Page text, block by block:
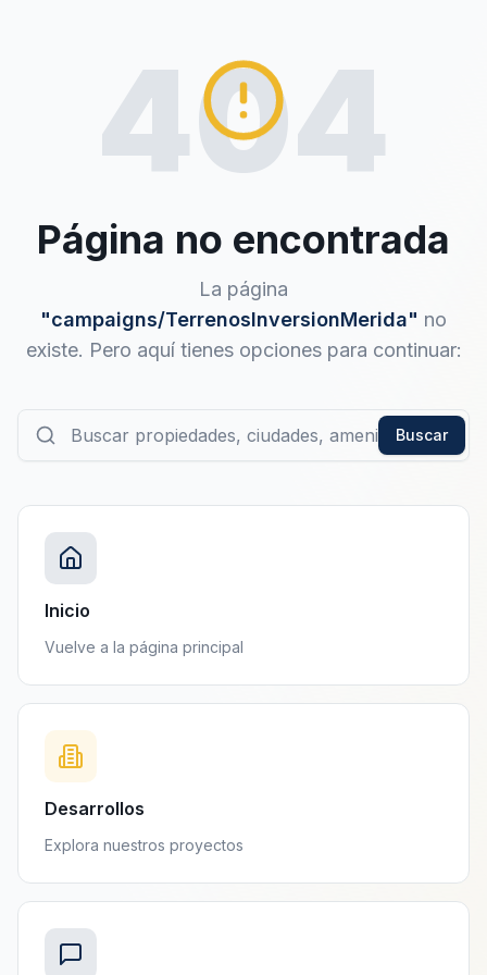
404
Página no encontrada
La página
"campaigns/TerrenosInversionMerida" no
existe. Pero aquí tienes opciones para continuar:
Buscar
Inicio
Vuelve a la página principal
Desarrollos
Explora nuestros proyectos